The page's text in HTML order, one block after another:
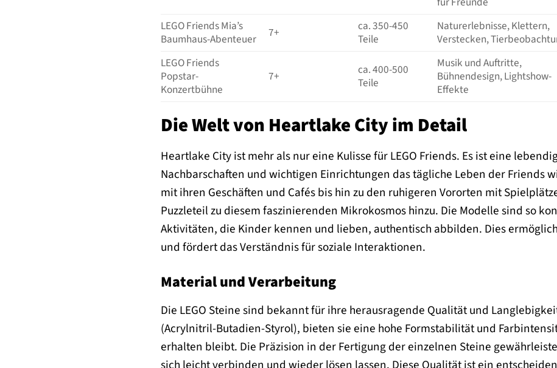
LEGO Friends Mia’s
Baumhaus-Abenteuer
7+
ca. 350-450
Teile
Naturerlebnisse, Klettern,
Verstecken,
LEGO Friends
Popstar-
Konzertbühne
7+
ca. 400-500
Teile
Musik und Auftritte,
Bühnendesign, Lightshow-
Effekte
Die Welt von Heartlake City im Detail
Heartlake City ist mehr als nur eine Kulisse für LEGO Friends. Es ist eine
Nachbarschaften und wichtigen Einrichtungen das tägliche Leben der Friends
mit ihren Geschäften und Cafés bis hin zu den ruhigeren Vororten mit
Puzzleteil zu diesem faszinierenden Mikrokosmos hinzu. Die Modelle sind so
Aktivitäten, die Kinder kennen und lieben, authentisch abbilden. Dies
und fördert das Verständnis für soziale Interaktionen.
Material und Verarbeitung
Die LEGO Steine sind bekannt für ihre herausragende Qualität und
(Acrylnitril-Butadien-Styrol), bieten sie eine hohe Formstabilität und
erhalten bleibt. Die Präzision in der Fertigung der einzelnen Steine